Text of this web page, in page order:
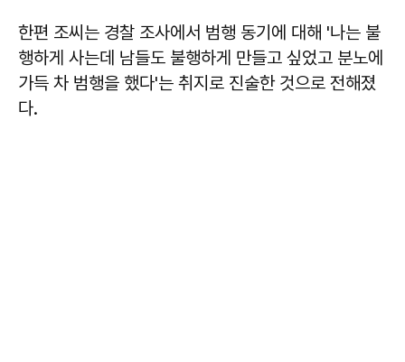
한편 조씨는 경찰 조사에서 범행 동기에 대해 '나는 불
행하게 사는데 남들도 불행하게 만들고 싶었고 분노에
가득 차 범행을 했다'는 취지로 진술한 것으로 전해졌
다.